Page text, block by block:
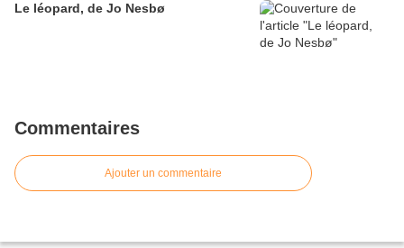
Le léopard, de Jo Nesbø
Commentaires
Ajouter un commentaire